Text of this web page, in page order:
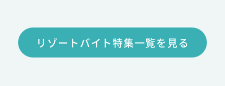
リゾートバイト特集一覧を見る